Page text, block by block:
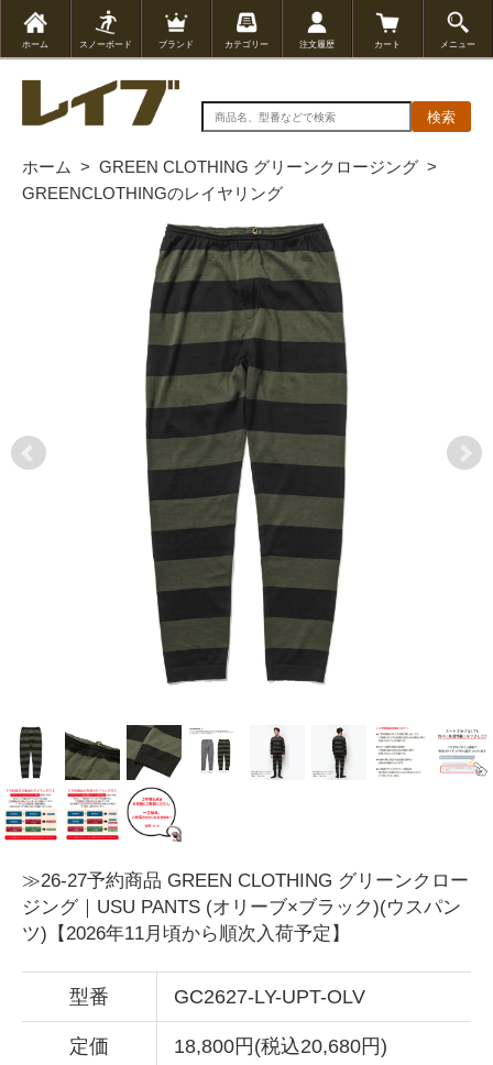
ホーム スノーボード ブランド カテゴリー 注文履歴 カート メニュー
検索
ホーム > GREEN CLOTHING グリーンクロージング >
GREENCLOTHINGのレイヤリング
≫26-27予約商品 GREEN CLOTHING グリーンクロー
ジング｜USU PANTS (オリーブ×ブラック)(ウスパン
ツ)【2026年11月頃から順次入荷予定】
型番 GC2627-LY-UPT-OLV
定価 18,800円(税込20,680円)